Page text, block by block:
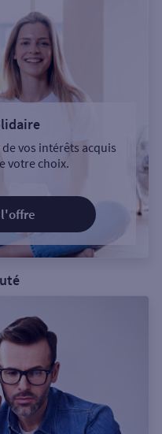
vos intérêts acquis
votre choix.